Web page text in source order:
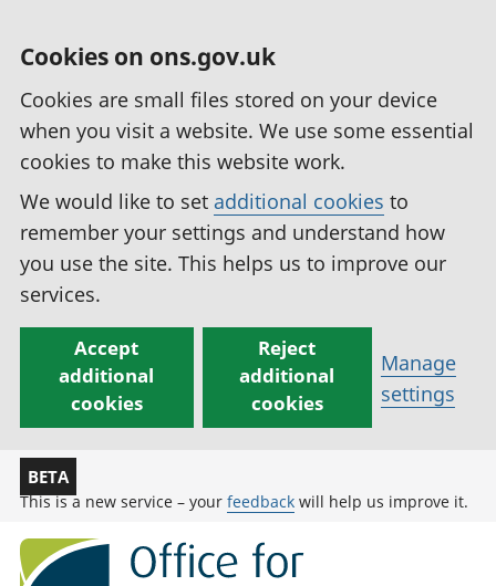
Cookies on ons.gov.uk
Cookies are small files stored on your device
when you visit a website. We use some essential
cookies to make this website work.
We would like to set additional cookies to
remember your settings and understand how
you use the site. This helps us to improve our
services.
Accept
additional
cookies
Reject
additional
cookies
Manage
settings
BETA
This is a new service – your feedback will help us improve it.